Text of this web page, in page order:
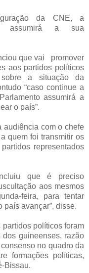
da CNE, a
assumirá a sua
que vai promover
aos partidos políticos
sobre a situação da
“caso continue a
assumirá a
o país”.
audiência com o chefe
quem foi transmitir os
representados
que é preciso
aos mesmos
feira, para tentar
país avançar”, disse.
partidos políticos foram
guineenses, razão
no quadro da
formações políticas,
Bissau.